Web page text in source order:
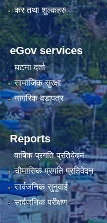
कर तथा शुल्कहरु
eGov services
घटना दर्ता
सामाजिक सुरक्षा
नागरिक वडापत्र
Reports
वार्षिक प्रगति प्रतिवेदन
चौमासिक प्रगति प्रतिवेदन
सार्वजनिक सुनुवाई
सार्वजनिक परीक्षण